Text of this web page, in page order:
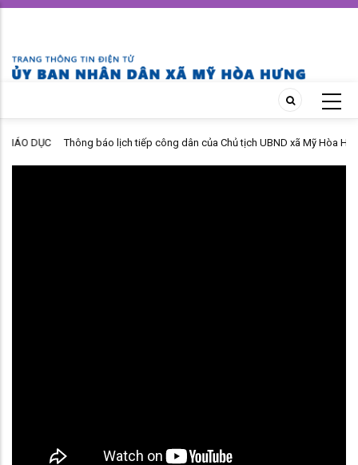
Skip
content
DỤC
Thông báo lịch tiếp công dân của Chủ tịch UBND xã Mỹ Hòa Hưng
tháng 07 năm 2026